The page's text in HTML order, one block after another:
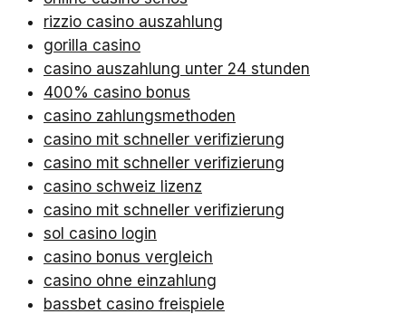
rizzio casino auszahlung
gorilla casino
casino auszahlung unter 24 stunden
400% casino bonus
casino zahlungsmethoden
casino mit schneller verifizierung
casino mit schneller verifizierung
casino schweiz lizenz
casino mit schneller verifizierung
sol casino login
casino bonus vergleich
casino ohne einzahlung
bassbet casino freispiele